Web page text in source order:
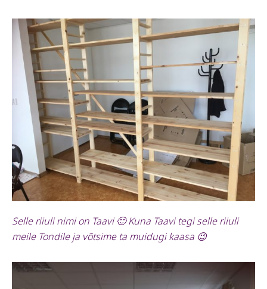
Selle riiuli nimi on Taavi 🙂 Kuna Taavi tegi selle riiuli
meile Tondile ja võtsime ta muidugi kaasa 😉